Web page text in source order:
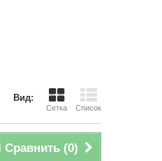
Вид:
Сетка Список
Сравнить (0)